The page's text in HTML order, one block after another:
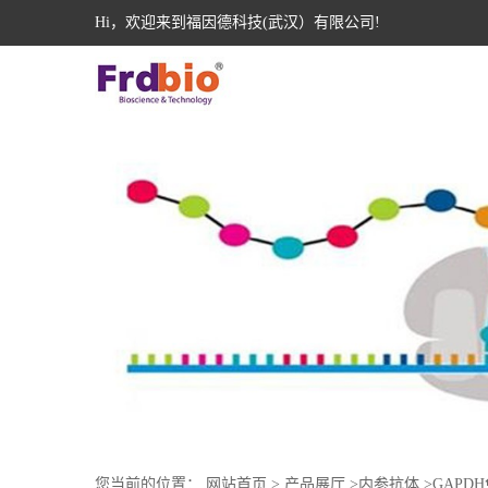
Hi，欢迎来到福因德科技(武汉）有限公司!
您当前的位置： 网站首页 > 产品展厅 >内参抗体 >